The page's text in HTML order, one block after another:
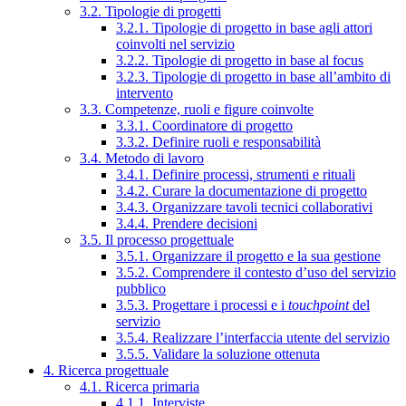
3.2. Tipologie di progetti
3.2.1. Tipologie di progetto in base agli attori
coinvolti nel servizio
3.2.2. Tipologie di progetto in base al focus
3.2.3. Tipologie di progetto in base all’ambito di
intervento
3.3. Competenze, ruoli e figure coinvolte
3.3.1. Coordinatore di progetto
3.3.2. Definire ruoli e responsabilità
3.4. Metodo di lavoro
3.4.1. Definire processi, strumenti e rituali
3.4.2. Curare la documentazione di progetto
3.4.3. Organizzare tavoli tecnici collaborativi
3.4.4. Prendere decisioni
3.5. Il processo progettuale
3.5.1. Organizzare il progetto e la sua gestione
3.5.2. Comprendere il contesto d’uso del servizio
pubblico
3.5.3. Progettare i processi e i touchpointdel
servizio
3.5.4. Realizzare l’interfaccia utente del servizio
3.5.5. Validare la soluzione ottenuta
4. Ricerca progettuale
4.1. Ricerca primaria
4.1.1. Interviste